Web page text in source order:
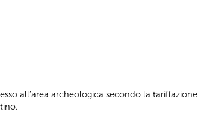
all’area archeologica secondo la tariffazione